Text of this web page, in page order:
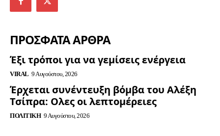
ΠΡΟΣΦΑΤΑ ΑΡΘΡΑ
Έξι τρόποι για να γεμίσεις ενέργεια
VIRAL 9 Αυγούστου, 2026
Έρχεται συνέντευξη βόμβα του Αλέξη
Τσίπρα: Ολες οι λεπτομέρειες
ΠΟΛΙΤΙΚΉ 9 Αυγούστου, 2026